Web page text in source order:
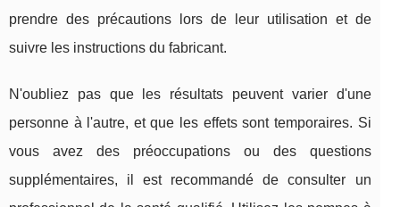
prendre des précautions lors de leur utilisation et de
suivre les instructions du fabricant.
N'oubliez pas que les résultats peuvent varier d'une
personne à l'autre, et que les effets sont temporaires. Si
vous avez des préoccupations ou des questions
supplémentaires, il est recommandé de consulter un